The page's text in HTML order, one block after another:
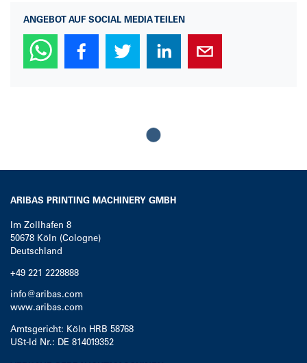
ANGEBOT AUF SOCIAL MEDIA TEILEN
Loading...
ARIBAS PRINTING MACHINERY GMBH
Im Zollhafen 8
50678 Köln (Cologne)
Deutschland
+49 221 2228888
info@aribas.com
www.aribas.com
Amtsgericht: Köln HRB 58768
USt-Id Nr.: DE 814019352